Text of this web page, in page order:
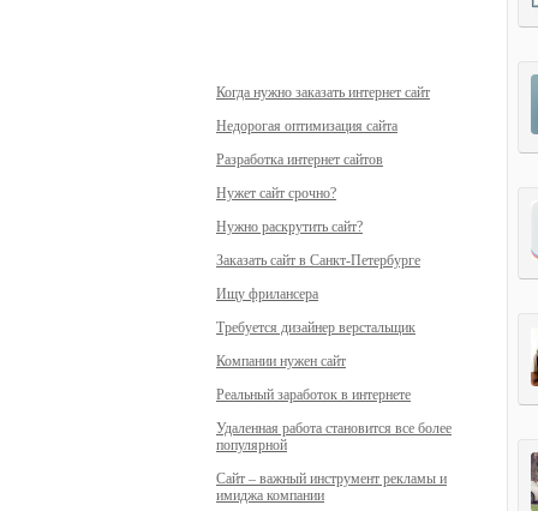
Когда нужно заказать интернет сайт
Недорогая оптимизация сайта
Разработка интернет сайтов
Нужет сайт срочно?
Нужно раскрутить сайт?
Заказать сайт в Санкт-Петербурге
Ищу фрилансера
Требуется дизайнер верстальщик
Компании нужен сайт
Реальный заработок в интернете
Удаленная работа становится все более
популярной
Сайт – важный инструмент рекламы и
имиджа компании